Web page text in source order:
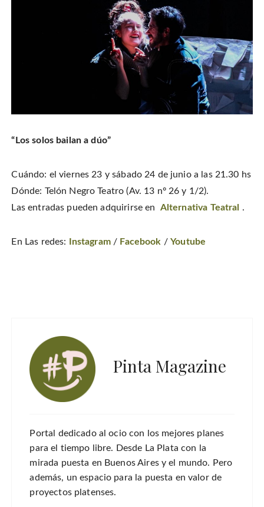
“Los solos bailan a dúo”
Cuándo: el viernes 23 y sábado 24 de junio a las 21.30 hs
Dónde: Telón Negro Teatro (Av. 13 nº 26 y 1/2).
Las entradas pueden adquirirse en Alternativa Teatral .
En Las redes: Instagram/ Facebook /Youtube
Pinta Magazine
Portal dedicado al ocio con los mejores planes
para el tiempo libre. Desde La Plata con la
mirada puesta en Buenos Aires y el mundo. Pero
además, un espacio para la puesta en valor de
proyectos platenses.